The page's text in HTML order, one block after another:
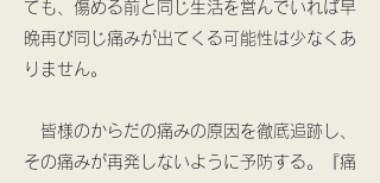
ても、傷める前と同じ生活を営んでいれば早
晩再び同じ痛みが出てくる可能性は少なくあ
りません。
皆様のからだの痛みの原因を徹底追跡し、
その痛みが再発しないように予防する。『痛